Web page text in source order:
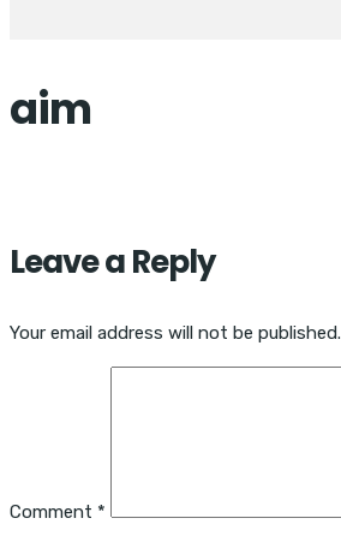
aim
Leave a Reply
Your email address will not be published.
Comment *